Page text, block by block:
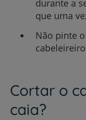
durante a
que uma
Não pinte
Cortar o
caia?